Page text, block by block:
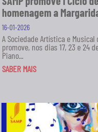
homenagem a
16-01-2026
A Sociedade Artística e Musical
promove, nos dias 17, 23 e 24
Piano...
SABER MAIS